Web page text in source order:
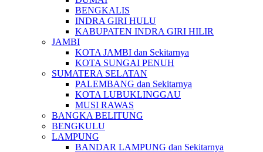
BENGKALIS
INDRA GIRI HULU
KABUPATEN INDRA GIRI HILIR
JAMBI
KOTA JAMBI dan Sekitarnya
KOTA SUNGAI PENUH
SUMATERA SELATAN
PALEMBANG dan Sekitarnya
KOTA LUBUKLINGGAU
MUSI RAWAS
BANGKA BELITUNG
BENGKULU
LAMPUNG
BANDAR LAMPUNG dan Sekitarnya